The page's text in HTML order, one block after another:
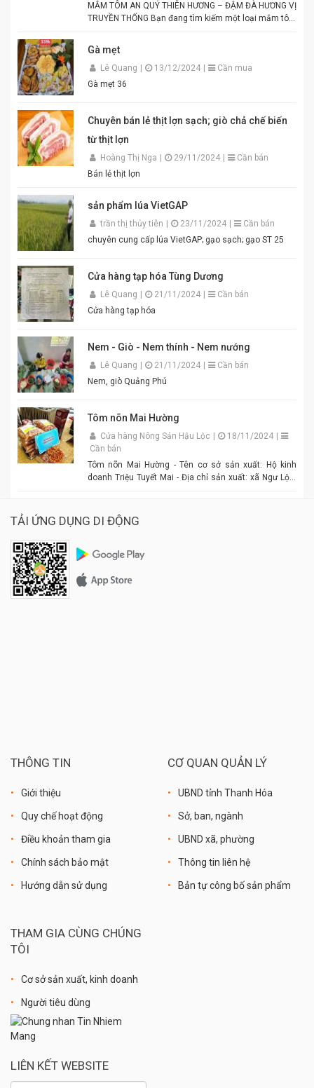
MẮM TÔM AN QUÝ THIÊN HƯƠNG – ĐẬM ĐÀ HƯƠNG VỊ
TRUYỀN THỐNG Bạn đang tìm kiếm một loại mắm tôm
Mắm tôm An Quý Thiên Hương chính là lựa chọn hoàn
hảo cho mọi gia đình Việt. Được sản xuất từ tôm tươi
tuyển chọn theo quy trình lên men truyền thống. Màu
tím đặc trưng, hương thơm tự nhiên, vị đậm đà hài
Đóng gói tiện lợi, đảm bảo vệ sinh an toàn thực phẩm.
Hương vị thơm ngon chuẩn truyền thống. Độ sánh
mịn, màu sắc đẹp mắt. Dễ pha chế, dễ sử dụng. Phù
hợp cho gia đình, quán ăn và nhà hàng. Chỉ cần thêm
bún đậu chuẩn vị. Cam kết sản phẩm chất lượng,
đóng gói cẩn thận. Giao hàng nhanh toàn quốc. Đặt
tôm đậm đà, chuẩn vị quê hương cùng An Quý Thiên
#BunDauMamTom #GiaViTruyenThong
#DacSanVietNam #TikTokShop #AnQuyThienHuong
Gà mẹt
Lê Quang 13/12/2024
Cần mua
Gà mẹt 36
Chuyên bán lẻ thịt lợn sạch; giò chả chế biến
từ thịt lợn
Hoàng Thị Nga 29/11/2024
Cần bán
Bán lẻ thịt lợn
sản phẩm lúa VietGAP
trần thị thủy tiên 23/11/2024
Cần bán
chuyên cung cấp lúa VietGAP; gạo sạch; gạo ST 25
Cửa hàng tạp hóa Tùng Dương
Lê Quang 21/11/2024
Cần bán
Cửa hàng tạp hóa
Nem - Giò - Nem thính - Nem nướng
Lê Quang 21/11/2024
Cần bán
Nem, giò Quảng Phú
Tôm nõn Mai Hường
Cửa hàng Nông Sản Hậu Lộc 18/11/2024
Cần bán
Tôm nõn Mai Hường - Tên cơ sở sản xuất: Hộ kinh
doanh Triệu Tuyết Mai - Địa chỉ sản xuất: xã Ngư Lộc,
Giá: 600.000 đồng - 1.500.000 đồng/tùy size
TẢI ỨNG DỤNG DI ĐỘNG
THÔNG TIN
Giới thiệu
Quy chế hoạt động
Điều khoản tham gia
Chính sách bảo mật
Hướng dẫn sử dụng
CƠ QUAN QUẢN LÝ
UBND tỉnh Thanh Hóa
Sở, ban, ngành
UBND xã, phường
Thông tin liên hệ
Bản tự công bố sản phẩm
THAM GIA CÙNG CHÚNG
TÔI
Cơ sở sản xuất, kinh doanh
Người tiêu dùng
LIÊN KẾT WEBSITE